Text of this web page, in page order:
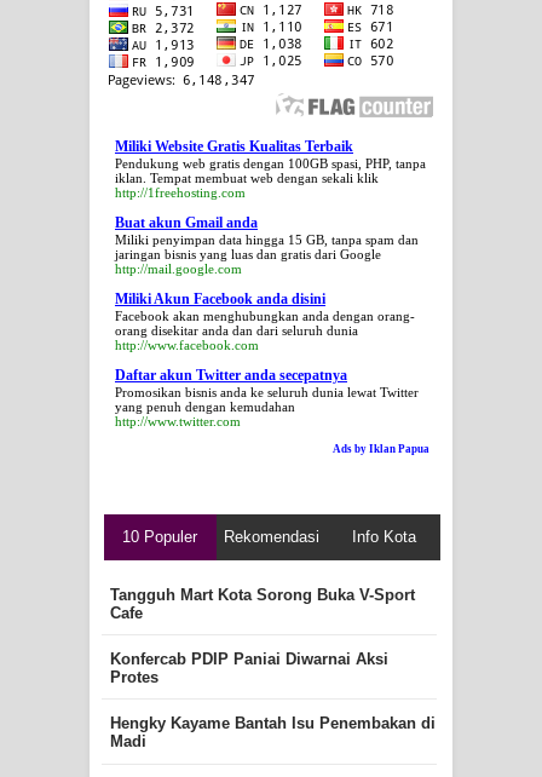
Miliki Website Gratis Kualitas Terbaik
Pendukung web gratis dengan 100GB spasi, PHP, tanpa
iklan. Tempat membuat web dengan sekali klik
http://1freehosting.com
Buat akun Gmail anda
Miliki penyimpan data hingga 15 GB, tanpa spam dan
jaringan bisnis yang luas dan gratis dari Google
http://mail.google.com
Miliki Akun Facebook anda disini
Facebook akan menghubungkan anda dengan orang-
orang disekitar anda dan dari seluruh dunia
http://www.facebook.com
Daftar akun Twitter anda secepatnya
Promosikan bisnis anda ke seluruh dunia lewat Twitter
yang penuh dengan kemudahan
http://www.twitter.com
Ads by Iklan Papua
10 Populer Rekomendasi Info Kota
Tangguh Mart Kota Sorong Buka V-Sport
Cafe
Konfercab PDIP Paniai Diwarnai Aksi
Protes
Hengky Kayame Bantah Isu Penembakan di
Madi